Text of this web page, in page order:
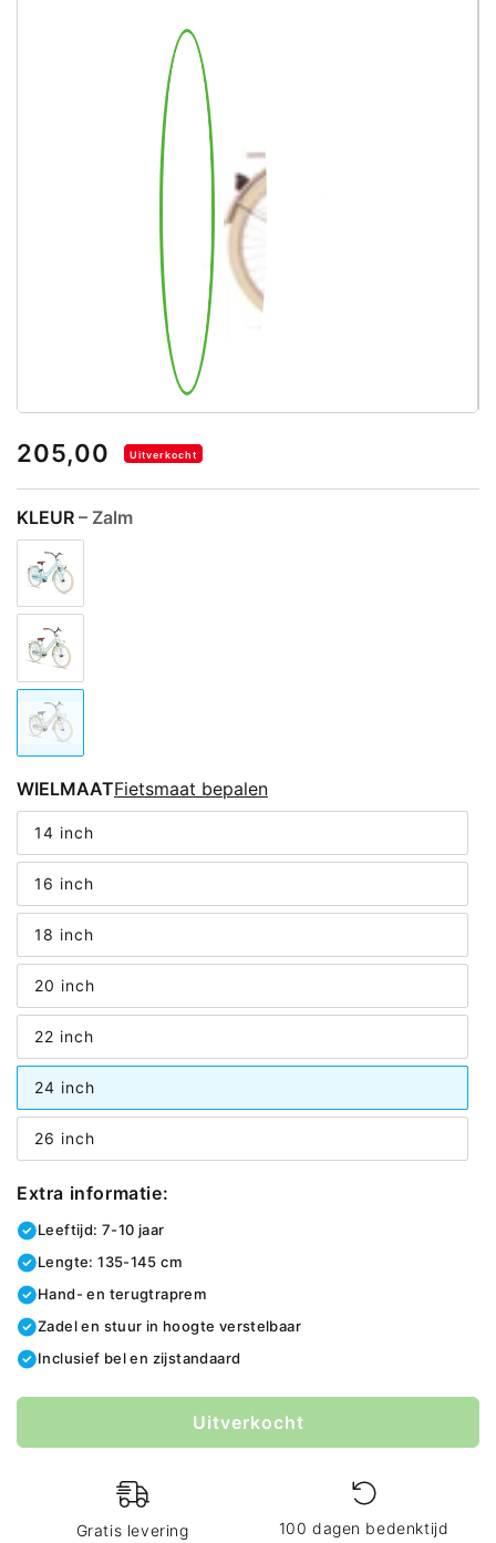
205,00 Uitverkocht
KLEUR – Zalm
WIELMAATFietsmaat bepalen
14 inch
16 inch
18 inch
20 inch
22 inch
24 inch
26 inch
Extra informatie:
Leeftijd: 7-10 jaar
Lengte: 135-145 cm
Hand- en terugtraprem
Zadel en stuur in hoogte verstelbaar
Inclusief bel en zijstandaard
Uitverkocht
Gratis levering 100 dagen bedenktijd